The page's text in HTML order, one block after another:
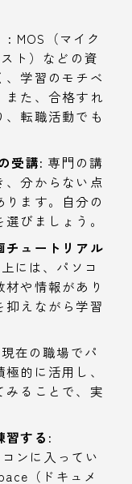
: MOS（マイク
ト）などの資
、学習のモチベ
また、合格すれ
、転職活動でも
受講: 専門の講
、分からない点
ります。自分の
びましょう。
チュートリアル
には、パソコ
や情報があり
抑えながら学習
在の職場でパ
的に活用し、
みることで、実
習する:
ンに入ってい
（ドキュメ